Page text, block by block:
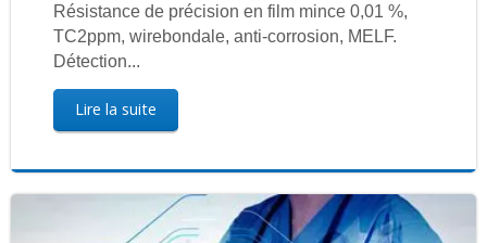
Résistance de précision en film mince 0,01 %,
TC2ppm, wirebondale, anti-corrosion, MELF.
Détection...
Lire la suite